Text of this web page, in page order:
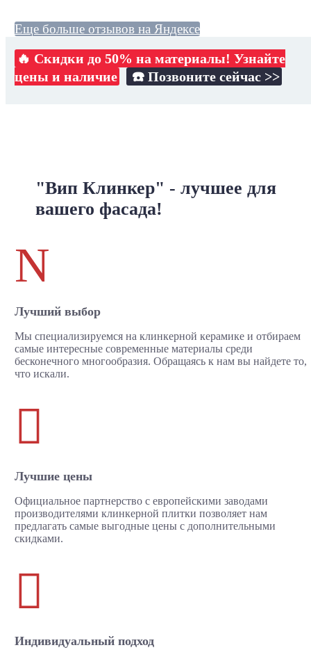
Еще больше отзывов на Яндексе
🔥 Скидки до 50% на материалы! Узнайте
цены и наличие
☎️ Позвоните сейчас >>
"Вип Клинкер" - лучшее для
вашего фасада!
N
Лучший выбор
Мы специализируемся на клинкерной керамике и отбираем
самые интересные современные материалы среди
бесконечного многообразия. Обращаясь к нам вы найдете то,
что искали.

Лучшие цены
Официальное партнерство с европейскими заводами
производителями клинкерной плитки позволяет нам
предлагать самые выгодные цены с дополнительными
скидками.

Индивидуальный подход